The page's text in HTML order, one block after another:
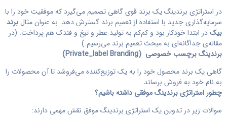
در استراتژی برندینگ یک برند قوی گاهی تصمیم می‌گیرد که موفقیت خود را با
سرمایه‌گذاری جدید با استفاده از تعمیم برند گسترش دهد. به عنوان مثالبرند
بیکدر ابتدا خودکار بود و کم‌کم به تولید عطر و تیغ و فندک هم پرداخت. (در
مقاله‌ی جداگانه‌ای به مبحث تعمیم برند می‌رسیم.)
برندینگ برچسب خصوصی (Private_label Branding
)
گاهی یک برند محصول خود را به یک توزیع‌کننده می‌فروشد تا آن محصولات را
به نام خود به فروش برساند.
چطور استراتژی برندینگ موفقی داشته باشیم؟
سوالات زیر در تدوین یک استراتژی برندینگ موفق نقش مهمی دارند: